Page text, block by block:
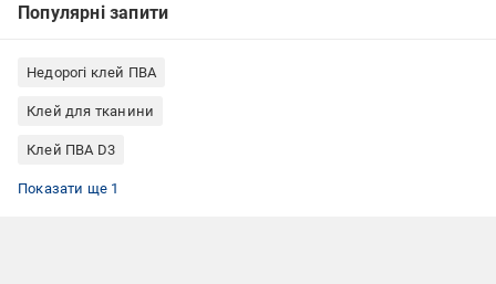
Популярні запити
Недорогі клей ПВА
Клей для тканини
Клей ПВА D3
Показати ще 1